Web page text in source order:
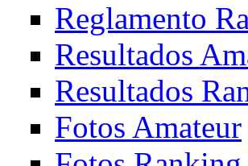
Reglamento
Resultados
Resultados
Fotos Amateur